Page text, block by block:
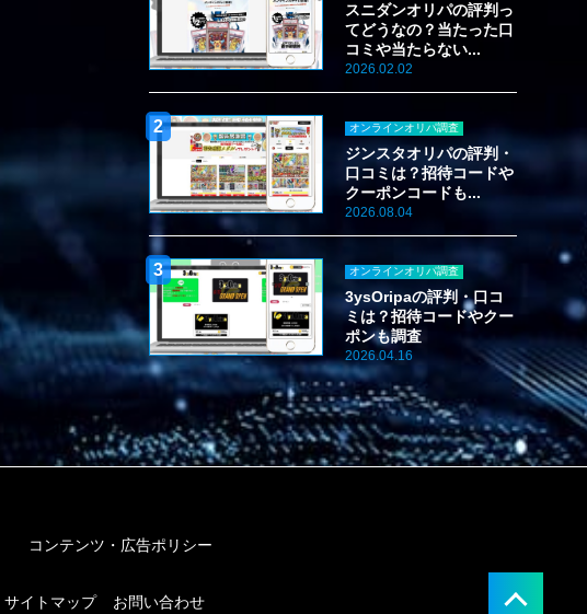
スニダンオリパの評判っ
てどうなの？当たった口
コミや当たらない...
2026.02.02
オンラインオリパ調査
ジンスタオリパの評判・
口コミは？招待コードや
クーポンコードも...
2026.08.04
オンラインオリパ調査
3ysOripaの評判・口コ
ミは？招待コードやクー
ポンも調査
2026.04.16
コンテンツ・広告ポリシー
サイトマップ お問い合わせ